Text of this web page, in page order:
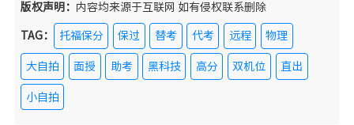
版权声明： 内容均来源于互联网 如有侵权联系删除
TAG： 托福保分 保过 替考 代考 远程 物理
大自拍 面授 助考 黑科技 高分 双机位 直出
小自拍